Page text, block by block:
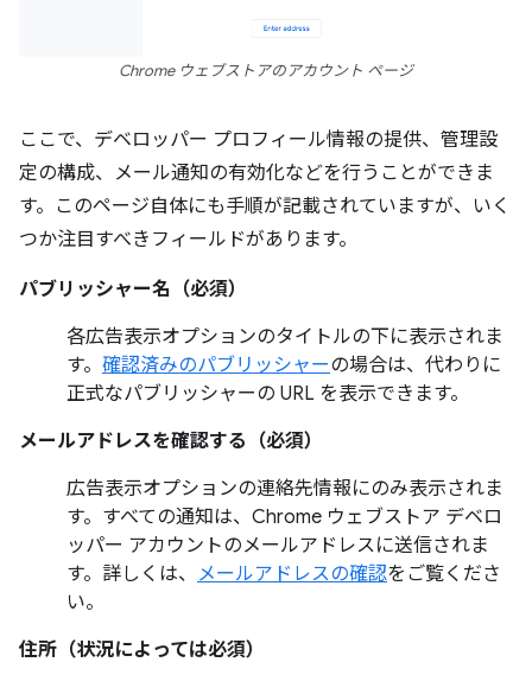
Chrome ウェブストアのアカウント ページ
ここで、デベロッパー プロフィール情報の提供、管理設
定の構成、メール通知の有効化などを行うことができま
す。このページ自体にも手順が記載されていますが、いく
つか注目すべきフィールドがあります。
パブリッシャー名（必須）
各広告表示オプションのタイトルの下に表示されま
す。 確認済みのパブリッシャーの場合は、代わりに
正式なパブリッシャーの URL を表示できます。
メールアドレスを確認する（必須）
広告表示オプションの連絡先情報にのみ表示されま
す。すべての通知は、Chrome ウェブストア デベロ
ッパー アカウントのメールアドレスに送信されま
す。詳しくは、 メールアドレスの確認をご覧くださ
い。
住所（状況によっては必須）